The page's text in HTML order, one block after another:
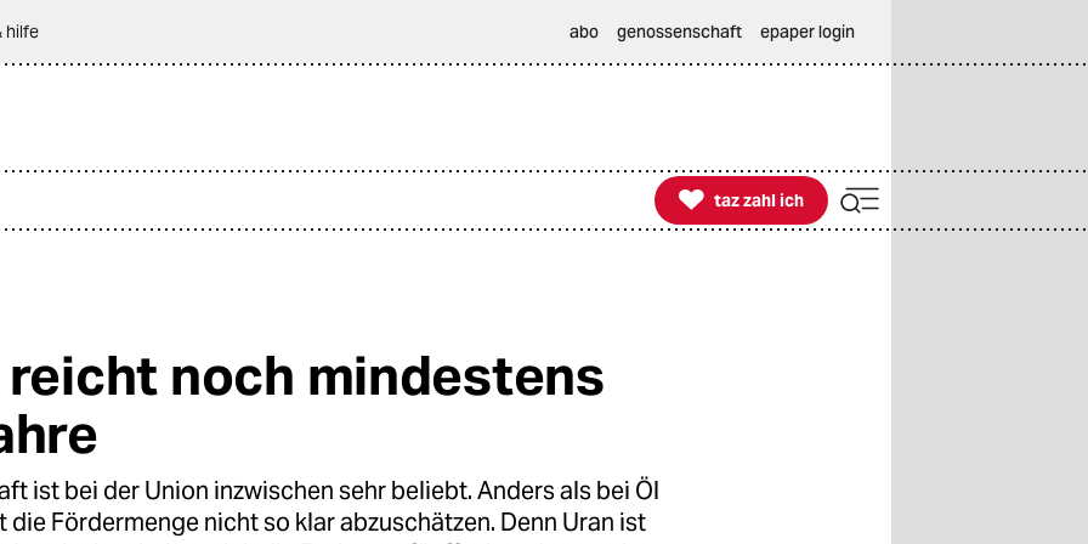
hilfe abo genossenschaft epaper login

taz zahl ich
taz zahl ich
reicht noch mindestens
ist bei der Union inzwischen sehr beliebt. Anders als bei Öl
die Fördermenge nicht so klar abzuschätzen. Denn Uran ist